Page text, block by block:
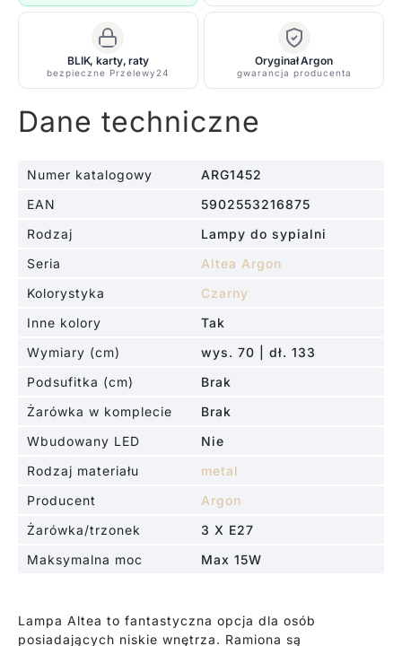
BLIK, karty, raty
bezpieczne Przelewy24
Oryginał Argon
gwarancja producenta
Dane techniczne
Numer katalogowy
ARG1452
EAN
5902553216875
Rodzaj
Lampy do sypialni
Seria
Altea Argon
Kolorystyka
Czarny
Inne kolory
Tak
Wymiary (cm)
wys. 70 | dł. 133
Podsufitka (cm)
Brak
Żarówka w komplecie
Brak
Wbudowany LED
Nie
Rodzaj materiału
metal
Producent
Argon
Żarówka/trzonek
3 X E27
Maksymalna moc
Max 15W
Lampa Altea to fantastyczna opcja dla osób
posiadających niskie wnętrza. Ramiona są